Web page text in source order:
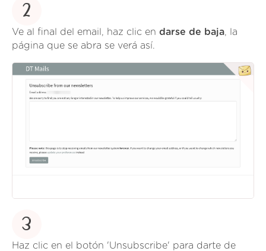
2
Ve al final del email, haz clic en darse de baja, la
página que se abra se verá así.
3
Haz clic en el botón 'Unsubscribe' para darte de